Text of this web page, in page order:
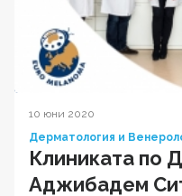
10 юни 2020
Дерматология и
Клиниката по
Аджибадем